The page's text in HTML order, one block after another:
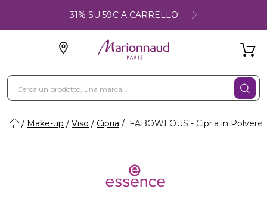
-31% SU 59€ A CARRELLO!
Make-up Viso Cipria FABOWLOUS - Cipria in Polvere